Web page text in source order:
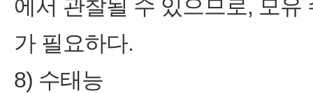
에서 관찰될 수 있으므로, 모
가 필요하다.
8) 수태능